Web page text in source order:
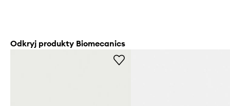
Odkryj produkty Biomecanics